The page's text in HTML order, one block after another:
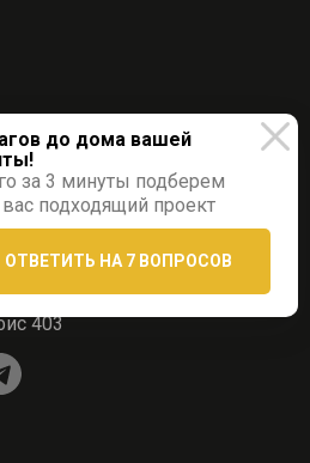
до дома вашей
за 3 минуты подберем
подходящий проект
ОТВЕТИТЬ НА 7 ВОПРОСОВ
38-18
шоссе
403
и ЛО
11-66